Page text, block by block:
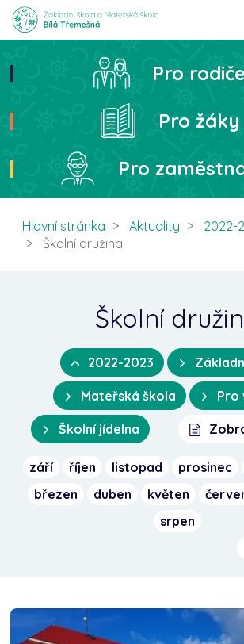
Hledat
Pro rodiče
Pro žáky
Pro
Hlavní stránka Aktuality
2022-
Školní družina
Školní
2022-2023
Mateřská škola Pro
Školní jídelna
září říjen listopad prosinec
březen
duben květen
srpen